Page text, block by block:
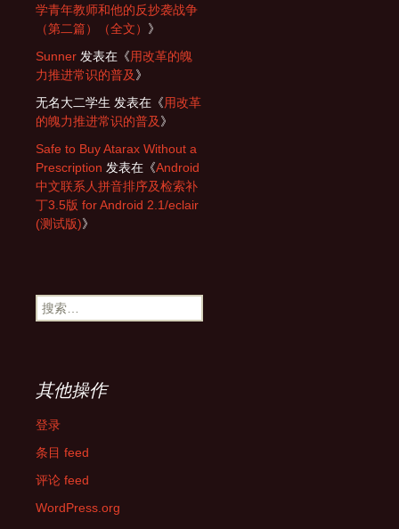
学青年教师和他的反抄袭战争
（第二篇）（全文） 》
Sunner 发表在《用改革的魄
力推进常识的普及》
无名大二学生 发表在《用改革
的魄力推进常识的普及》
Safe to Buy Atarax Without a
Prescription 发表在《Android
中文联系人拼音排序及检索补
丁3.5版 for Android 2.1/eclair
(测试版)》
搜
索：
其他操作
登录
条目 feed
评论 feed
WordPress.org